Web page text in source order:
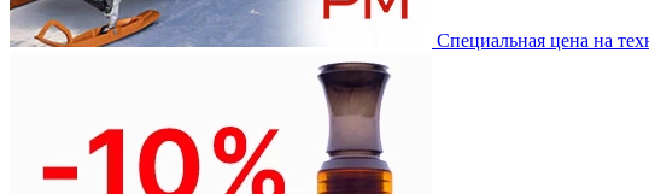
Специальная цена на